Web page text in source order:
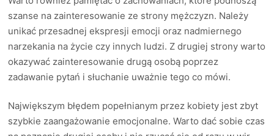
szanse na zainteresowanie ze strony mężczyzn. Należy
unikać przesadnej ekspresji emocji oraz nadmiernego
narzekania na życie czy innych ludzi. Z drugiej strony warto
okazywać zainteresowanie drugą osobą poprzez
zadawanie pytań i słuchanie uważnie tego co mówi.
Największym błędem popełnianym przez kobiety jest zbyt
szybkie zaangażowanie emocjonalne. Warto dać sobie czas